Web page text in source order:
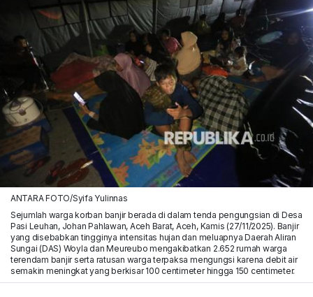
ANTARA FOTO/Syifa Yulinnas
Sejumlah warga korban banjir berada di dalam tenda pengungsian di Desa
Pasi Leuhan, Johan Pahlawan, Aceh Barat, Aceh, Kamis (27/11/2025). Banjir
yang disebabkan tingginya intensitas hujan dan meluapnya Daerah Aliran
Sungai (DAS) Woyla dan Meureubo mengakibatkan 2.652 rumah warga
terendam banjir serta ratusan warga terpaksa mengungsi karena debit air
semakin meningkat yang berkisar 100 centimeter hingga 150 centimeter.